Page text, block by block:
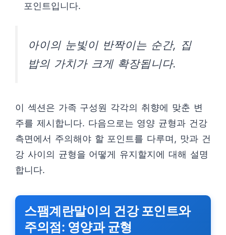
포인트입니다.
아이의 눈빛이 반짝이는 순간, 집
밥의 가치가 크게 확장됩니다.
이 섹션은 가족 구성원 각각의 취향에 맞춘 변
주를 제시합니다. 다음으로는 영양 균형과 건강
측면에서 주의해야 할 포인트를 다루며, 맛과 건
강 사이의 균형을 어떻게 유지할지에 대해 설명
합니다.
스팸계란말이의 건강 포인트와
주의점: 영양과 균형